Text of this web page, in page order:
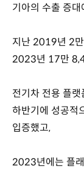
기아의 수출 증
지난 2019년 2
2023년 17만
전기차 전용 플
하반기에 성공적
입증했고,
2023년에는 플